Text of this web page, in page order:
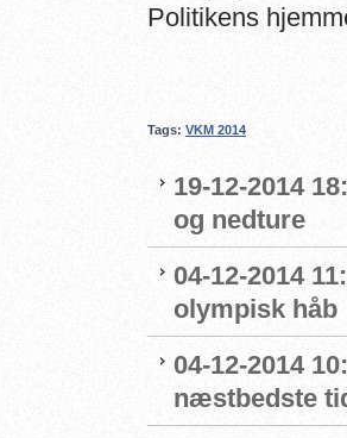
Politikens
Tags: VKM 2014
19-12-2014
og nedture
04-12-2014
olympisk håb
04-12-2014
næstbedste